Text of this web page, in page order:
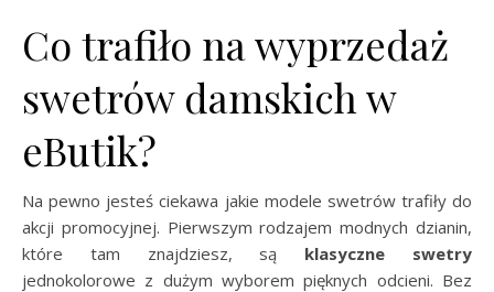
Co trafiło na wyprzedaż
swetrów damskich w
eButik?
Na pewno jesteś ciekawa jakie modele swetrów trafiły do
akcji promocyjnej. Pierwszym rodzajem modnych dzianin,
które tam znajdziesz, są klasyczne swetry
jednokolorowe z dużym wyborem pięknych odcieni. Bez